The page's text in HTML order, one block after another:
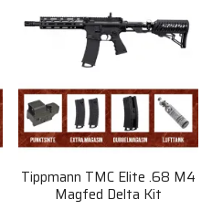
Tippmann TMC Elite .68 M4
Magfed Delta Kit